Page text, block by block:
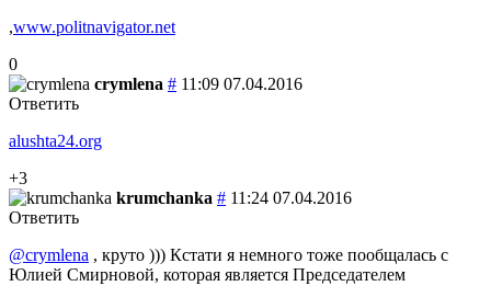
,www.politnavigator.net
0
crymlena # 11:09 07.04.2016
Ответить
alushta24.org
+3
krumchanka # 11:24 07.04.2016
Ответить
@crymlena , круто ))) Кстати я немного тоже пообщалась с
Юлией Смирновой, которая является Председателем